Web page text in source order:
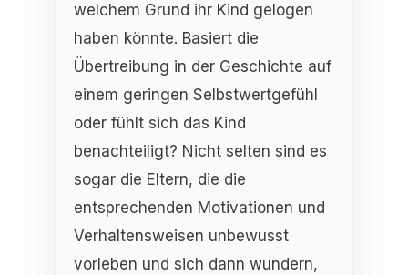
welchem Grund ihr Kind gelogen
haben könnte. Basiert die
Übertreibung in der Geschichte auf
einem geringen Selbstwertgefühl
oder fühlt sich das Kind
benachteiligt? Nicht selten sind es
sogar die Eltern, die die
entsprechenden Motivationen und
Verhaltensweisen unbewusst
vorleben und sich dann wundern,